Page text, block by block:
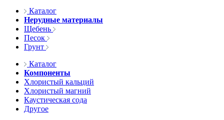
Каталог
Нерудные материалы
Щебень
Песок
Грунт
Каталог
Компоненты
Хлористый кальций
Хлористый магний
Каустическая сода
Другое